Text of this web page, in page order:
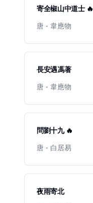
寄全椒山中道士 🔥
唐 - 韋應物
長安遇馮著
唐 - 韋應物
問劉十九 🔥
唐 - 白居易
夜雨寄北